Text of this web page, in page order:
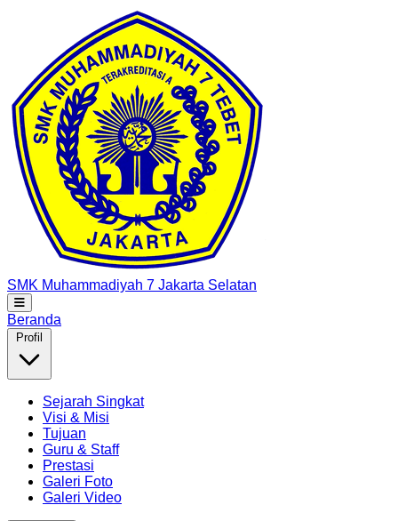
SMK Muhammadiyah 7 Jakarta Selatan
Beranda
Sejarah Singkat
Visi & Misi
Tujuan
Guru & Staff
Prestasi
Galeri Foto
Galeri Video